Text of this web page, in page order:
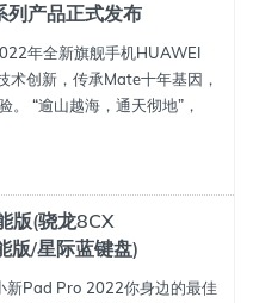
产品正式发布
年全新旗舰手机HUAWEI
创新，传承Mate十年基因，
“逾山越海，通天彻地”，
版(骁龙8CX
版/星际蓝键盘)
新Pad Pro 2022你身边的最佳